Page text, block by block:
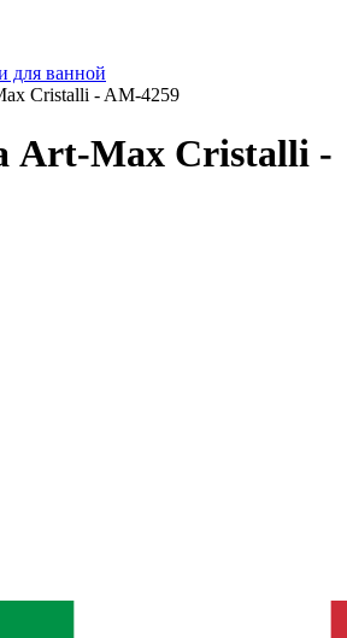
для ванной
Cristalli - AM-4259
Art-Max Cristalli -